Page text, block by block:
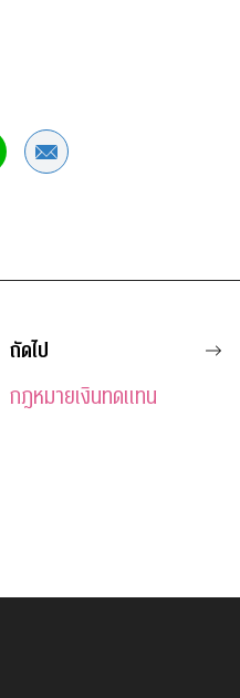
Share by Email
ถัดไป
กฎหมายเงินทดแทน